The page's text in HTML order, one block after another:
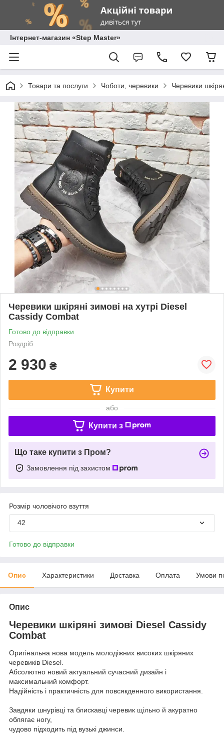
Інтернет-магазин «Step Master»
Товари та послуги Чоботи, черевики Черевики
Черевики шкіряні зимові на хутрі Diesel
Cassidy Combat
Готово до відправки
Роздріб
2 930 ₴
Купити
або
Купити з
Що таке купити з Пром?
Замовлення під захистом
Розмір чоловічого взуття
42
Готово до відправки
Опис Характеристики Доставка Оплата Умови
Опис
Черевики шкіряні зимові Diesel Cassidy
Combat
Оригінальна нова модель молодіжних високих шкіряних
черевиків Diesel.
Абсолютно новий актуальний сучасний дизайн і
максимальний комфорт.
Надійність і практичність для повсякденного використання.
Завдяки шнурівці та блискавці черевик щільно й акуратно
облягає ногу,
чудово підходить під вузькі джинси.